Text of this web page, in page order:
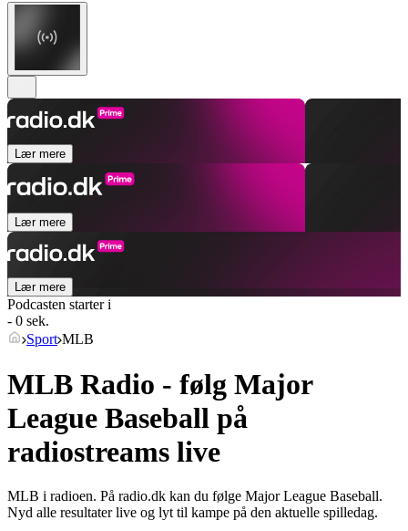
Lær mere
Lær mere
Lær mere
Podcasten starter i
- 0 sek.
Sport MLB
MLB Radio - følg Major
League Baseball på
radiostreams live
MLB i radioen. På radio.dk kan du følge Major League Baseball.
Nyd alle resultater live og lyt til kampe på den aktuelle spilledag.